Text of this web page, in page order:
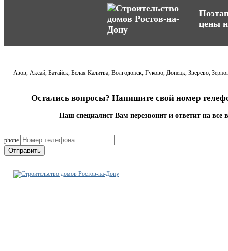
цены
Азов, Аксай, Батайск, Белая Калитва, Волгодонск, Гуково, Донецк, Зверево,
Остались вопросы? Напишите свой номер
Наш специалист Вам перезвонит и ответит на все
phone
Отправить